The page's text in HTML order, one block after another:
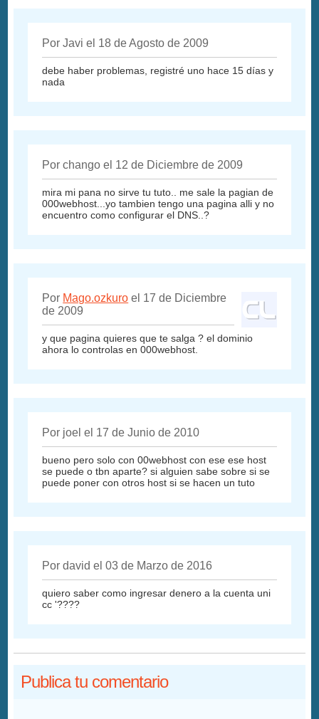
Por Javi el 18 de Agosto de 2009
debe haber problemas, registré uno hace 15 días y
nada
Por chango el 12 de Diciembre de 2009
mira mi pana no sirve tu tuto.. me sale la pagian de
000webhost...yo tambien tengo una pagina alli y no
encuentro como configurar el DNS..?
Por Mago.ozkuro el 17 de Diciembre
de 2009
y que pagina quieres que te salga ? el dominio
ahora lo controlas en 000webhost.
Por joel el 17 de Junio de 2010
bueno pero solo con 00webhost con ese ese host
se puede o tbn aparte? si alguien sabe sobre si se
puede poner con otros host si se hacen un tuto
Por david el 03 de Marzo de 2016
quiero saber como ingresar denero a la cuenta uni
cc '????
Publica tu comentario